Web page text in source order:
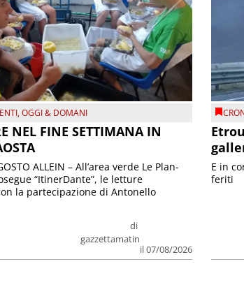
,OGGI & DOMANI
NEL FINE SETTIMANA IN
di
gazzettamatin
il 07/08/2026
ALLEIN – All’area verde Le Plan-
“ItinerDante”, le letture
la partecipazione di Antonello
E in
feriti